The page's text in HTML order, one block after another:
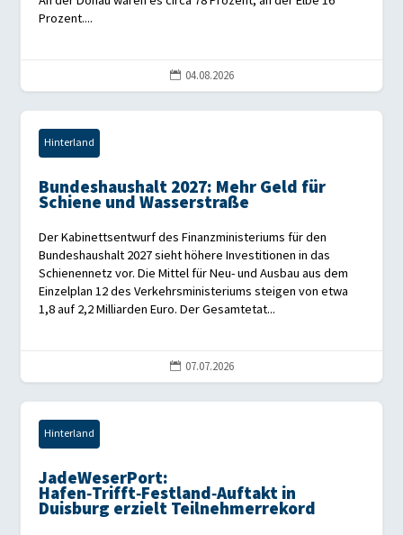
Prozent....
 04.08.2026
Hinterland
Bundeshaushalt 2027: Mehr Geld für
Schiene und Wasserstraße
Der Kabinettsentwurf des Finanzministeriums für den
Bundeshaushalt 2027 sieht höhere Investitionen in das
Schienennetz vor. Die Mittel für Neu- und Ausbau aus dem
Einzelplan 12 des Verkehrsministeriums steigen von etwa
1,8 auf 2,2 Milliarden Euro. Der Gesamtetat...
 07.07.2026
Hinterland
JadeWeserPort:
Hafen‑Trifft‑Festland‑Auftakt in
Duisburg erzielt Teilnehmerrekord